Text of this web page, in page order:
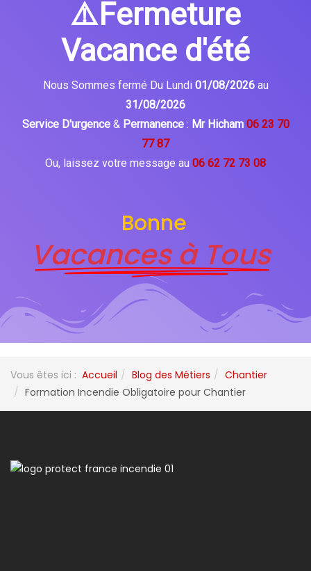
⚠️Fermeture
Vacance d'été
Nous Sommes fermé Du Lundi 01/08/2026 au
31/08/2026
Service D'urgence& Permanence: Mr Hicham 06 23 70
77 87
Ou, laissez votre message au 06 62 72 73 08
Bonne
Vacances à Tous
Vous êtes ici : Accueil Blog des Métiers
Chantier
Formation Incendie Obligatoire pour Chantier